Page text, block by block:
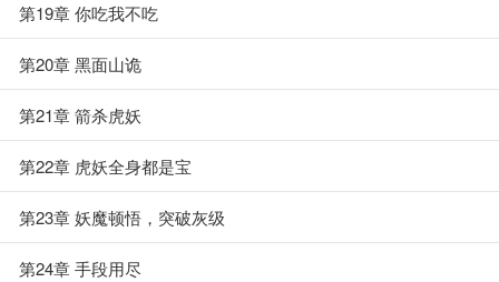
第19章 你吃我不吃
第20章 黑面山诡
第21章 箭杀虎妖
第22章 虎妖全身都是宝
第23章 妖魔顿悟，突破灰级
第24章 手段用尽